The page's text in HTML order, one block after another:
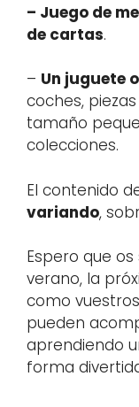
– Juego de
de cartas.
– Un juguete
coches,
tamaño
colecciones.
El contenido
variando,
Espero que
verano, la
como
pueden
aprendiendo
forma